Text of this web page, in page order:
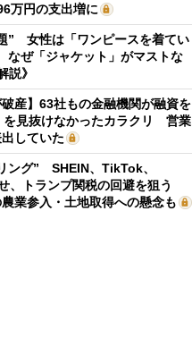
万円の支出増に
” 女性は「ワンピースを着てい
なぜ「ジャケット」がマストな
説》
産】63社もの金融機関が融資を
を見抜けなかったカラクリ 営業
していた
ング” SHEIN、TikTok、
、トランプ関税の回避を狙う
業参入・土地取得への懸念も